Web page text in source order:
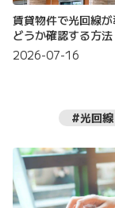
賃貸物件で光回線
どうか確認する方法
2026-07-16
#光回線